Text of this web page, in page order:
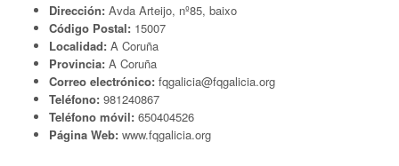
Dirección: Avda Arteijo, nº85, baixo
Código Postal: 15007
Localidad: A Coruña
Provincia: A Coruña
Correo electrónico: fqgalicia@fqgalicia.org
Teléfono: 981240867
Teléfono móvil: 650404526
Página Web: www.fqgalicia.org